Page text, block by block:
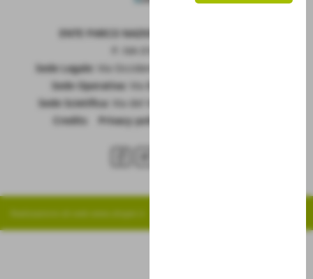
ENTE PARCO NAZIONALE DELLA MAIELLA
P. IVA 01815660699
Sede Legale:
Via Occidentale 6, GUARDIAGRELE (Ch)
Sede Operativa:
Via Badia 28, SULMONA (Aq)
Sede Scietifica:
Via del Vivaio, CARAMANICO T. (Pe)
Credits
Privacy policy